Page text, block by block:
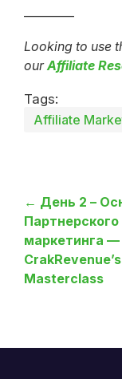
Looking to use
ourAffiliate
Tags:
Affiliate
← День 2 –
Партнерского
маркетинга —
CrakRevenue’s
Masterclass